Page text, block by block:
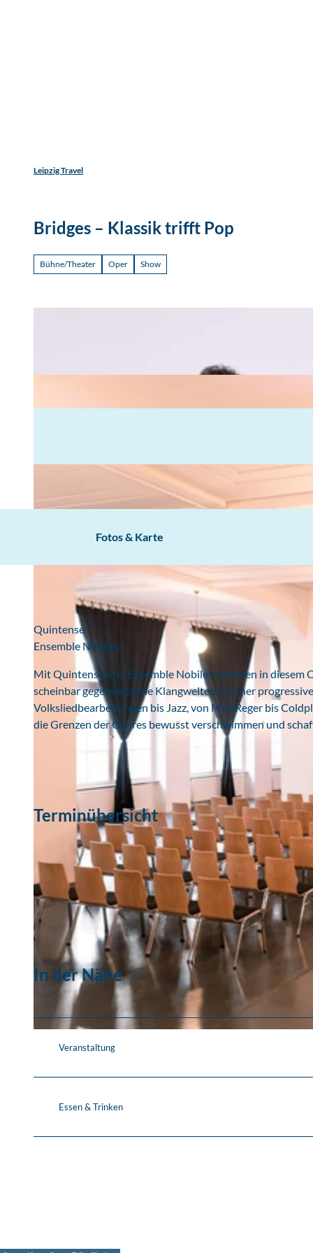
Leipzig Travel
Bridges – Klassik trifft Pop
Bühne/Theater Oper Show
© Anne Hornemann
Fotos & Karte
Quintense
Ensemble Nobiles
Mit Quintense und Ensemble Nobiles vereinen in
scheinbar gegensätzliche Klangwelten zu einer
Volksliedbearbeitungen bis Jazz, von Max Reger bis
die Grenzen der Genres bewusst verschwimmen und
Terminübersicht
In der Nähe
Veranstaltung
Essen & Trinken